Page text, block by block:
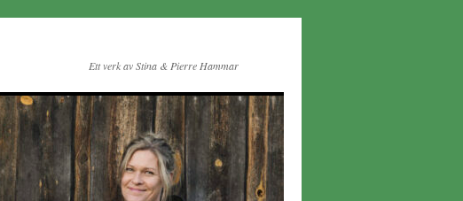
Ett verk av Stina & Pierre Hammar